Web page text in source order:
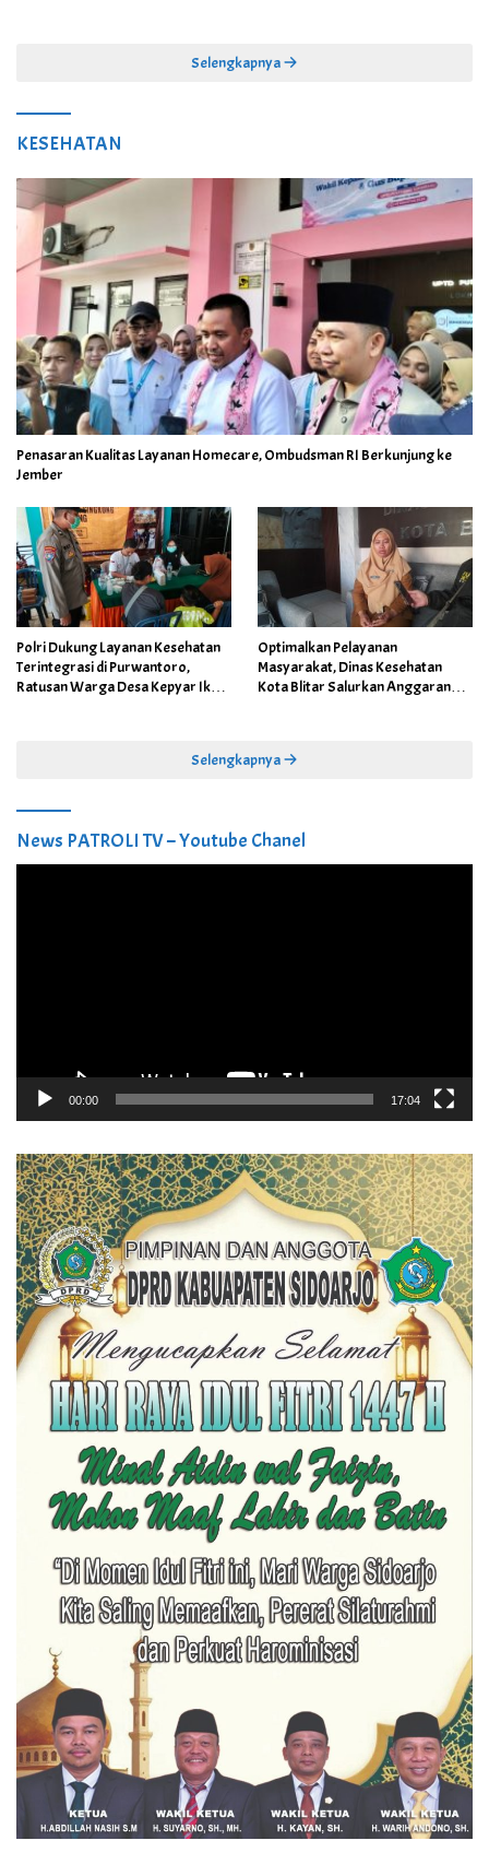
Selengkapnya
KESEHATAN
Penasaran Kualitas Layanan Homecare, Ombudsman RI Berkunjung ke
Jember
Polri Dukung Layanan Kesehatan
Terintegrasi di Purwantoro,
Ratusan Warga Desa Kepyar Ikuti
Optimalkan Pelayanan
Masyarakat, Dinas Kesehatan
Kota Blitar Salurkan Anggaran
Selengkapnya
News PATROLI TV – Youtube Chanel
00:00 17:04